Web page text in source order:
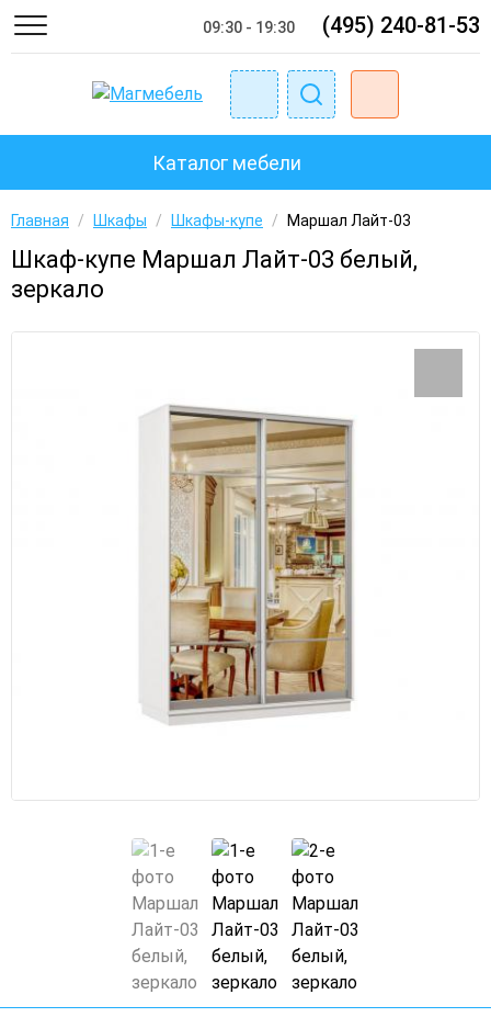
09:30 - 19:30 (495) 240-81-53
Каталог мебели
Главная / Шкафы / Шкафы-купе / Маршал Лайт-03
Шкаф-купе Маршал Лайт-03 белый,
зеркало